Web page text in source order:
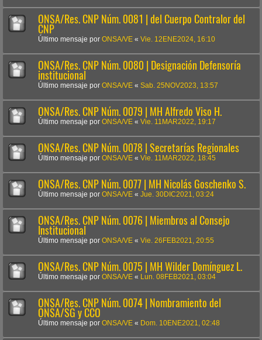
ONSA/Res. CNP Núm. 0081 | del Cuerpo Contralor del
CNP
Último mensaje por ONSA/VE « Vie. 12ENE2024, 16:10
ONSA/Res. CNP Núm. 0080 | Designación Defensoría
institucional
Último mensaje por ONSA/VE « Sab. 25NOV2023, 13:57
ONSA/Res. CNP Núm. 0079 | MH Alfredo Viso H.
Último mensaje por ONSA/VE « Vie. 11MAR2022, 19:17
ONSA/Res. CNP Núm. 0078 | Secretarías Regionales
Último mensaje por ONSA/VE « Vie. 11MAR2022, 18:45
ONSA/Res. CNP Núm. 0077 | MH Nicolás Goschenko S.
Último mensaje por ONSA/VE « Jue. 30DIC2021, 03:24
ONSA/Res. CNP Núm. 0076 | Miembros al Consejo
Institucional
Último mensaje por ONSA/VE « Vie. 26FEB2021, 20:55
ONSA/Res. CNP Núm. 0075 | MH Wilder Domínguez L.
Último mensaje por ONSA/VE « Lun. 08FEB2021, 03:04
ONSA/Res. CNP Núm. 0074 | Nombramiento del
ONSA/SG y CCO
Último mensaje por ONSA/VE « Dom. 10ENE2021, 02:48